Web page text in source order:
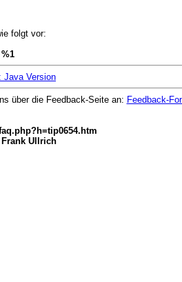
folgt vor:
Java Version
über die Feedback-Seite an: Feedback-
Frank Ullrich